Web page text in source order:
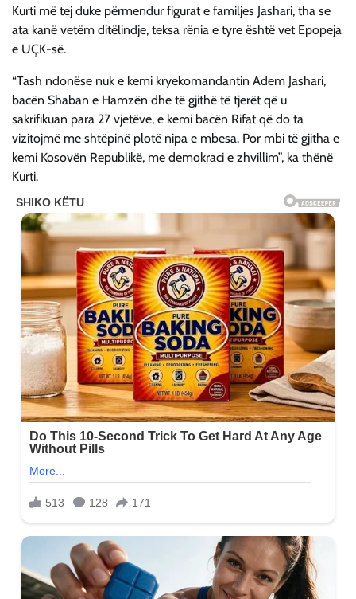
Kurti më tej duke përmendur figurat e familjes Jashari, tha se
ata kanë vetëm ditëlindje, teksa rënia e tyre është vet Epopeja
e UÇK-së.
“Tash ndonëse nuk e kemi kryekomandantin Adem Jashari,
bacën Shaban e Hamzën dhe të gjithë të tjerët që u
sakrifikuan para 27 vjetëve, e kemi bacën Rifat që do ta
vizitojmë me shtëpinë plotë nipa e mbesa. Por mbi të gjitha e
kemi Kosovën Republikë, me demokraci e zhvillim”, ka thënë
Kurti.